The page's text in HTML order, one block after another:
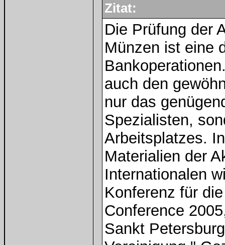
Zitat:
Die Prüfung der
Münzen ist eine
auch den
nur das
Spezialisten,
Arbeitsplatzes.
Materialien der
Internationalen
Konferenz für
Conference
Sankt